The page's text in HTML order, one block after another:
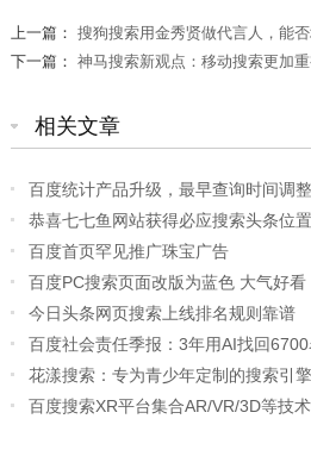
上一篇： 搜狗搜索用金秀贤做代言人，能
下一篇： 神马搜索新观点：移动搜索更加
相关文章
百度统计产品升级，最早查询时间调
恭喜七七鱼网站获得必应搜索头条位置
百度首页罕见推广珠宝广告
百度PC搜索页面改版为蓝色 大气好看
今日头条网页搜索上线排名规则靠谱
百度社会责任季报：3年用AI找回
花漾搜索：专为青少年定制的搜索引擎
百度搜索XR平台集合AR/VR/3D等技